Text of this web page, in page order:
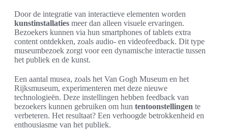
Door de integratie van interactieve elementen worden
kunstinstallaties meer dan alleen visuele ervaringen.
Bezoekers kunnen via hun smartphones of tablets extra
content ontdekken, zoals audio- en videofeedback. Dit type
museumbezoek zorgt voor een dynamische interactie tussen
het publiek en de kunst.
Een aantal musea, zoals het Van Gogh Museum en het
Rijksmuseum, experimenteren met deze nieuwe
technologieën. Deze instellingen hebben feedback van
bezoekers kunnen gebruiken om hun tentoonstellingen te
verbeteren. Het resultaat? Een verhoogde betrokkenheid en
enthousiasme van het publiek.